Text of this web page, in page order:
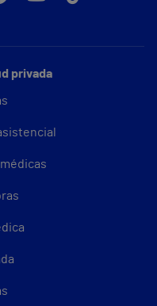
privada